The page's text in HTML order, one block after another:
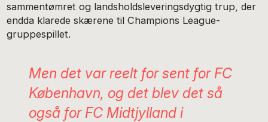
sammentømret og landsholdsleveringsdygtig trup, der
endda klarede skærene til Champions League-
gruppespillet.
Men det var reelt for sent for FC
København, og det blev det så
også for FC Midtjylland i